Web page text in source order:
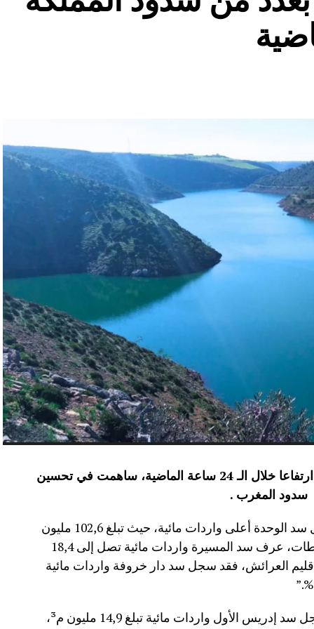
عرفت الموارد المائية بعدد من سدود المملكة ارتفاعا خلال الـ 24 ساعة الماضية، ساهمت في تحسين
سدود المغرب .
وأفاد موقع الماديالنا انه “في إقليم تاونات، سجل سد الوحدة أعلى واردات مائية، حيث تبلغ 102,6 مليون
م³، لترتفع نسبة ملئه إلى 71,4%.،وفي إقليم سطات، عرف سد المسيرة واردات مائية تصل إلى 18,4
نسبة الملء 13,5%.،أما في إقليم العرائش، فقد سجل سد دار خروفة واردات مائية
وأضاف المصدر نفسه انه “في إقليم تاونات، سجل سد إدريس الأول واردات مائية تبلغ 14,9 مليون م³،